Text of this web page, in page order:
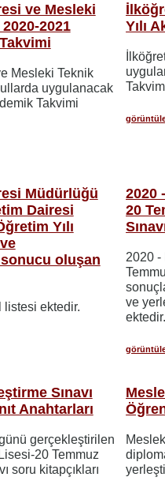
ve Mesleki
2021
Mesleki Teknik
uygulanacak
Takvimi
Yılı
Müdürlüğü
Dairesi
Yılı
oluşan
listesi ektedir.
2020
20
2020 -
ve
ektedir.
Sınavı
Anahtarları
gerçekleştirilen
20 Temmuz
soru kitapçıkları